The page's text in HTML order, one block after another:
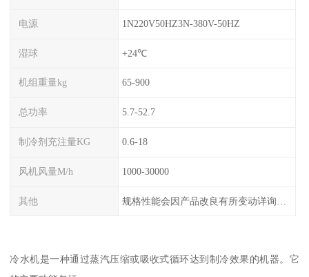
电源 1N220V50HZ3N-380V-50HZ
湿球 +24℃
机组重量kg 65-900
总功率 5.7-52.7
制冷剂充注量KG 0.6-18
风机风量M/h 1000-30000
其他
冷水机是一种通过蒸汽压缩或吸收式循环达到制冷效果的机器。它